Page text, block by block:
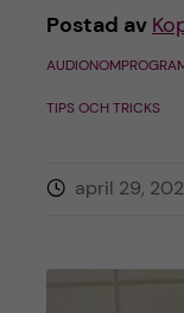
Postad av
TIPS OCH TRICKS
april 29,